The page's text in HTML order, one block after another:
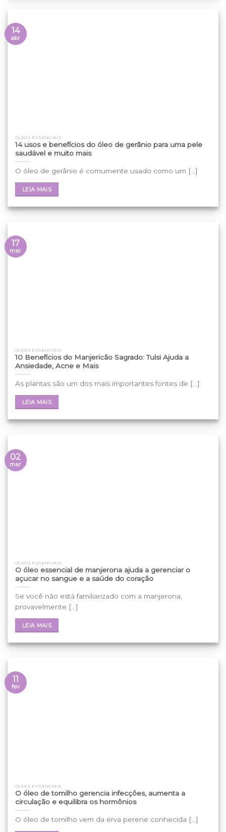
ÓLEOS ESSENCIAIS
14 usos e benefícios do óleo de gerânio para uma pele
saudável e muito mais
O óleo de gerânio é comumente usado como um [...]
LEIA MAIS
14
abr
ÓLEOS ESSENCIAIS
10 Benefícios do Manjericão Sagrado: Tulsi Ajuda a
Ansiedade, Acne e Mais
As plantas são um dos mais importantes fontes de [...]
LEIA MAIS
17
mar
ÓLEOS ESSENCIAIS
O óleo essencial de manjerona ajuda a gerenciar o
açucar no sangue e a saúde do coração
Se você não está familiarizado com a manjerona,
provavelmente [...]
LEIA MAIS
02
mar
ÓLEOS ESSENCIAIS
O óleo de tomilho gerencia infecções, aumenta a
circulação e equilibra os hormônios
O óleo de tomilho vem da erva perene conhecida [...]
11
fev